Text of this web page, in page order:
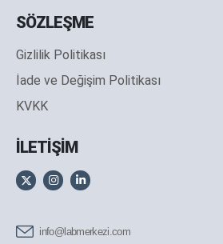
SÖZLEŞME
Gizlilik Politikası
İade ve Değişim Politikası
KVKK
İLETİŞİM
info@labmerkezi.com